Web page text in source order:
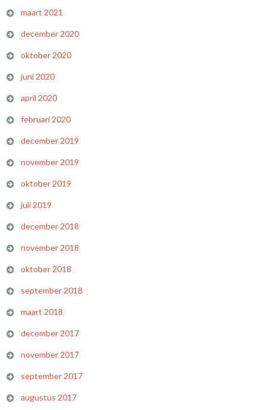
maart 2021
december 2020
oktober 2020
juni 2020
april 2020
februari 2020
december 2019
november 2019
oktober 2019
juli 2019
december 2018
november 2018
oktober 2018
september 2018
maart 2018
december 2017
november 2017
september 2017
augustus 2017